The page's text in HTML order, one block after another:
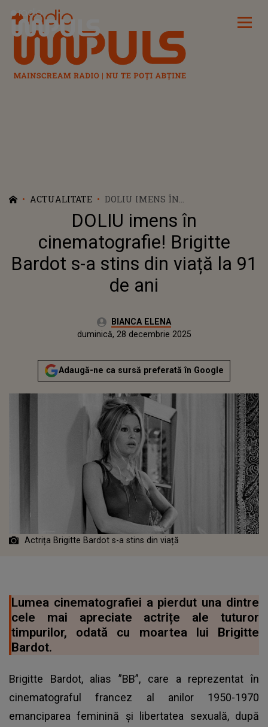
Radio Impuls
ACTUALITATE
DOLIU IMENS ÎN
CINEMATOGRAFIE! BRIGITTE
BARDOT S-A STINS DIN VIAȚĂ LA
91 DE ANI
DOLIU imens în
cinematografie! Brigitte
Bardot s-a stins din viață la 91
de ani
Autor:BIANCA ELENA
duminică, 28 decembrie 2025
Actualizat:
duminică, 28 decembrie 2025
Adaugă-ne ca sursă preferată în Google
Actrița Brigitte Bardot s-a stins din viață
Lumea cinematografiei a pierdut una dintre
cele mai apreciate actrițe ale tuturor
timpurilor, odată cu moartea lui Brigitte
Bardot.
Brigitte Bardot, alias ”BB”, care a reprezentat în
cinematograful francez al anilor 1950-1970
emanciparea feminină şi libertatea sexuală, după